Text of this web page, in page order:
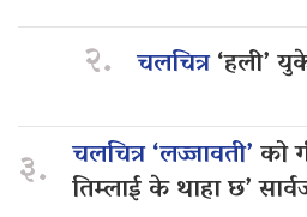
२. चलचित्र‘हली’
३. चलचित्र ‘लज्जावती’को
तिम्लाई के थाहा छ’